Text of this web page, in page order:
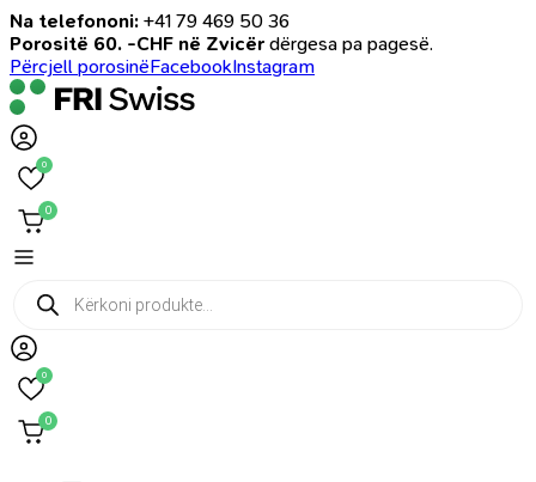
Na telefononi: +41 79 469 50 36
Porositë 60. -CHF në Zvicër dërgesa pa pagesë.
Përcjell porosinëFacebookInstagram
0
0
Products
search
0
0